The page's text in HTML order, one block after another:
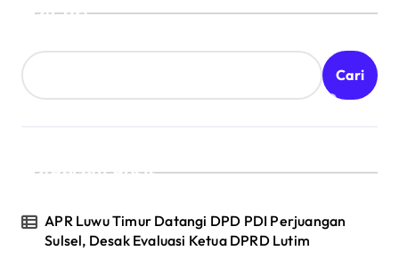
Cari
Cari
Recent Posts
APR Luwu Timur Datangi DPD PDI Perjuangan
Sulsel, Desak Evaluasi Ketua DPRD Lutim